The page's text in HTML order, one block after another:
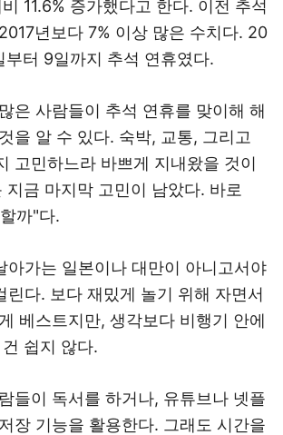
11.6% 증가했다고 한다. 이전 추석
년보다 7% 이상 많은 수치다. 20
부터 9일까지 추석 연휴였다.
은 사람들이 추석 연휴를 맞이해 해
을 알 수 있다. 숙박, 교통, 그리고
고민하느라 바쁘게 지내왔을 것이
지금 마지막 고민이 남았다. 바로
까"다.
아가는 일본이나 대만이 아니고서야
린다. 보다 재밌게 놀기 위해 자면서
베스트지만, 생각보다 비행기 안에
쉽지 않다.
들이 독서를 하거나, 유튜브나 넷플
장 기능을 활용한다. 그래도 시간을